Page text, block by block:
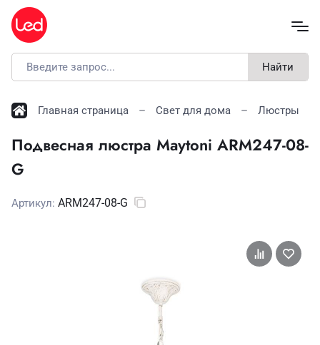
Найти
Главная страница Свет для дома Люстры
Подвесная люстра Maytoni ARM247-08-
G
Артикул: ARM247-08-G